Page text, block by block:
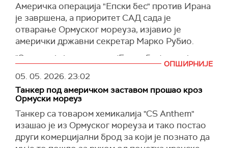
Америчка операција "Епски бес" против Ирана
је завршена, а приоритет САД сада је
отварање Ормуског мореуза, изјавио је
амерички државни секретар Марко Рубио.
"Операција је завршена. 'Епски бес', како је
председник обавестио Kонгрес, завршили смо
са том фазом. Сви циљеви те операције су
остварени. Сада прелазимо на 'Пројекат
Слобода'. До чега ће то довести у будућности
је спекулативно", рекао је Рубио новинарима у
Белој кући.
Говорећи о преговорима повезаним са
ОПШИРНИЈЕ
05. 05. 2026.23:02
Танкер под америчком заставом прошао кроз
Ормуски мореуз
Танкер са товаром хемикалија "CS Anthem"
изашао је из Ормуског мореуза и тако постао
други комерцијални брод за који је познато да